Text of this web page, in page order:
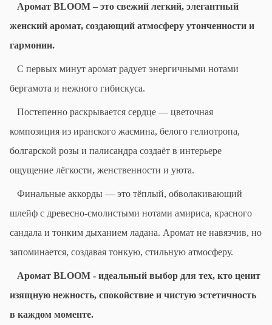
Аромат BLOOM – это свежий легкий, элегантный
женский аромат, создающий атмосферу утонченности и
гармонии.
С первых минут аромат радует энергичными нотами
бергамота и нежного гибискуса.
Постепенно раскрывается сердце — цветочная
композиция из иранского жасмина, белого гелиотропа,
болгарской розы и палисандра создаёт в интерьере
ощущение лёгкости, женственности и уюта.
Финальные аккорды — это тёплый, обволакивающий
шлейф с древесно-смолистыми нотами амириса, красного
сандала и тонким дыханием ладана. Аромат не навязчив, но
запоминается, создавая тонкую, стильную атмосферу.
Аромат BLOOM - идеальный выбор для тех, кто ценит
изящную нежность, спокойствие и чистую эстетичность
в каждом моменте.